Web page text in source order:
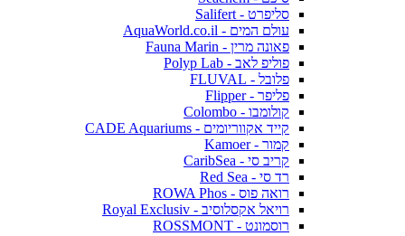
סליפרט - Salifert
עולם המים - AquaWorld.co.il
פאונה מרין - Fauna Marin
פוליפ לאב - Polyp Lab
פלובל - FLUVAL
פליפר - Flipper
קולומבו - Colombo
קייד אקווריומים - CADE Aquariums
קמור - Kamoer
קריב סי - CaribSea
רד סי - Red Sea
רואה פוס - ROWA Phos
רויאל אקסלוסיב - Royal Exclusiv
רוסמונט - ROSSMONT